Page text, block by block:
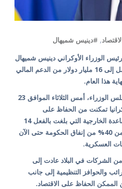
, #دينيس شميهال
الوزراء الأوكراني دينيس شميهال
إن الحكومة تتوقع تلقي ما يصل إلى 16 مليار دولار من الدعم المالي
هذا العام.
وأكد شميهال خلال اجتماع مجلس الوزراء، أمس الثلاثاء الموافق 23
تمكنت من الحفاظ على
استقرارها المالي بفضل المساعدة الخارجية التي بلغت بالفعل 14
مليار دولار، موضحاً بأن أكثر من 40% من إنفاق الحكومة حتى الآن
العسكرية.
إلى أن أكثر من 80% من الشركات في البلاد عادت إلى
والحوافز التنظيمية إلى جانب
الحفاظ على الاقتصاد.